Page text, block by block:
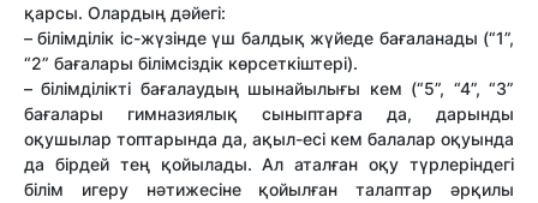
қарсы. Олардың дəйегі:
– білімділік іс-жүзінде үш балдық жүйеде бағаланады (“1”,
“2” бағалары білімсіздік көрсеткіштері).
– білімділікті бағалаудың шынайылығы кем (“5”, “4”, “3”
бағалары гимназиялық сыныптарға да, дарынды
оқушылар топтарында да, ақыл-есі кем балалар оқуында
да бірдей тең қойылады. Ал аталған оқу түрлеріндегі
білім игеру нəтижесіне қойылған талаптар əрқилы